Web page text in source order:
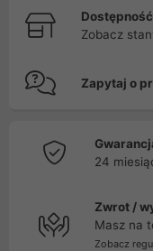
Zobacz
Zapytaj o
24
Zwrot /
Masz na
Zobacz